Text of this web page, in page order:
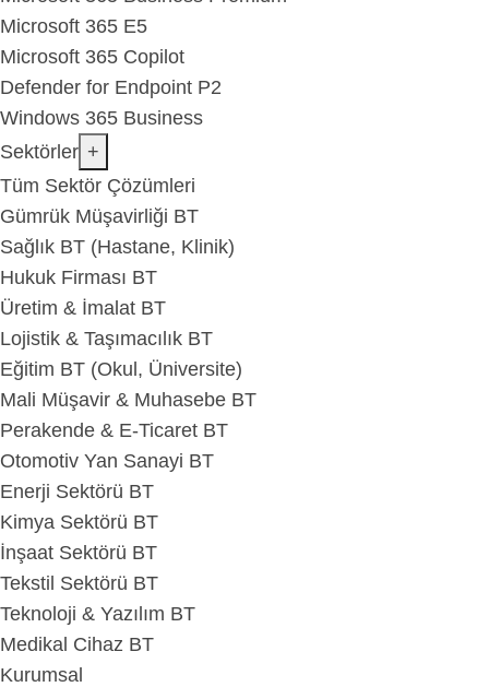
Microsoft 365 E5
Microsoft 365 Copilot
Defender for Endpoint P2
Windows 365 Business
Sektörler +
Tüm Sektör Çözümleri
Gümrük Müşavirliği BT
Sağlık BT (Hastane, Klinik)
Hukuk Firması BT
Üretim & İmalat BT
Lojistik & Taşımacılık BT
Eğitim BT (Okul, Üniversite)
Mali Müşavir & Muhasebe BT
Perakende & E-Ticaret BT
Otomotiv Yan Sanayi BT
Enerji Sektörü BT
Kimya Sektörü BT
İnşaat Sektörü BT
Tekstil Sektörü BT
Teknoloji & Yazılım BT
Medikal Cihaz BT
Kurumsal